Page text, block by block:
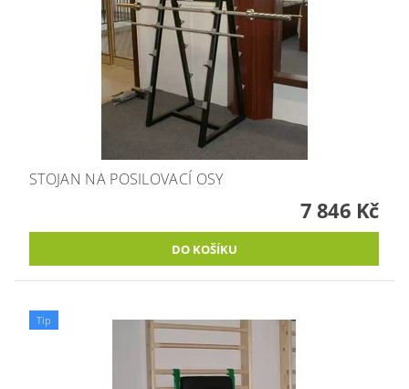
STOJAN NA POSILOVACÍ OSY
7 846 Kč
Tip